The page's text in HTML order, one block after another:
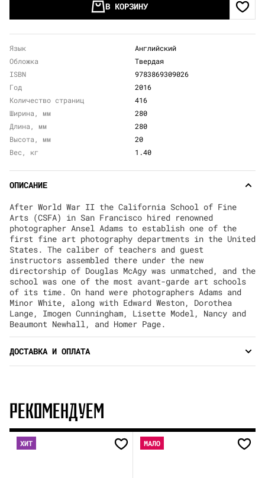
В КОРЗИНУ
Язык
Английский
Обложка
Твердая
ISBN
9783869309026
Год
2016
Количество страниц
416
Ширина, мм
280
Длина, мм
280
Высота, мм
20
Вес, кг
1.40
ОПИСАНИЕ
After World War II the California School of Fine
Arts (CSFA) in San Francisco hired renowned
photographer Ansel Adams to establish one of the
first fine art photography departments in the United
States. The caliber of teachers and guest
instructors assembled there under the new
directorship of Douglas McAgy was unmatched, and the
school was one of the most avant-garde art schools
of its time. On hand were photographers Adams and
Minor White, along with Edward Weston, Dorothea
Lange, Imogen Cunningham, Lisette Model, Nancy and
Beaumont Newhall, and Homer Page.
ДОСТАВКА И ОПЛАТА
РЕКОМЕНДУЕМ
ХИТ МАЛО